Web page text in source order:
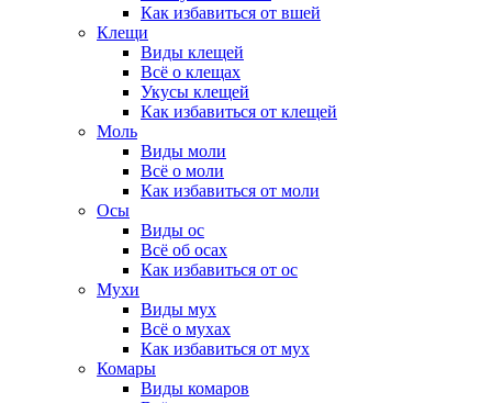
Как избавиться от вшей
Клещи
Виды клещей
Всё о клещах
Укусы клещей
Как избавиться от клещей
Моль
Виды моли
Всё о моли
Как избавиться от моли
Осы
Виды ос
Всё об осах
Как избавиться от ос
Мухи
Виды мух
Всё о мухах
Как избавиться от мух
Комары
Виды комаров